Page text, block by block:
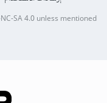
NC-SA 4.0unless mentioned